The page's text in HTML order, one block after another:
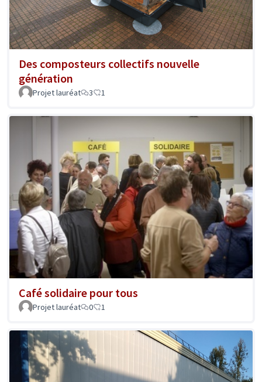
Des composteurs collectifs nouvelle
génération
Projet lauréat 3 1
Café solidaire pour tous
Projet lauréat 0 1